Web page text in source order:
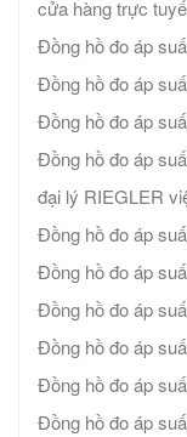
cửa hàng trực
Đồng hồ đo áp
Đồng hồ đo áp
Đồng hồ đo áp
Đồng hồ đo áp
đại lý RIEGLER
Đồng hồ đo áp
Đồng hồ đo áp
Đồng hồ đo áp
Đồng hồ đo áp
Đồng hồ đo áp
Đồng hồ đo áp